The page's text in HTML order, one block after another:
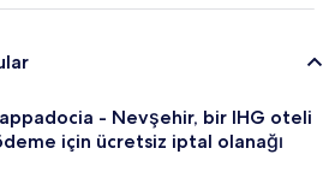
- Nevşehir, bir IHG oteli
için ücretsiz iptal olanağı